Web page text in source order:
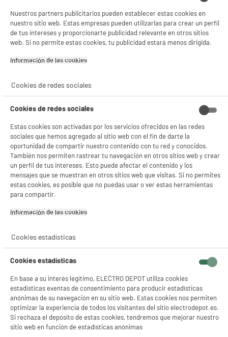
Nuestros partners publicitarios pueden establecer estas cookies en
nuestro sitio web. Estas empresas pueden utilizarlas para crear un perfil
de tus intereses y proporcionarte publicidad relevante en otros sitios
web. Si no permite estas cookies, tu publicidad estará menos dirigida.
Información de las cookies‎
Cookies de redes sociales
Cookies de redes sociales
Estas cookies son activadas por los servicios ofrecidos en las redes
sociales que hemos agregado al sitio web con el fin de darte la
oportunidad de compartir nuestro contenido con tu red y conocidos.
También nos permiten rastrear tu navegación en otros sitios web y crear
un perfil de tus intereses. Esto puede afectar el contenido y los
mensajes que se muestran en otros sitios web que visitas. Si no permites
estas cookies, es posible que no puedas usar o ver estas herramientas
para compartir.
Información de las cookies‎
Cookies estadísticas
Cookies estadísticas
En base a su interés legítimo, ELECTRO DEPOT utiliza cookies
estadísticas exentas de consentimiento para producir estadísticas
anónimas de su navegación en su sitio web. Estas cookies nos permiten
optimizar la experiencia de todos los visitantes del sitio electrodepot.es.
Si rechaza el depósito de estas cookies, tendremos que mejorar nuestro
sitio web en función de estadísticas anónimas